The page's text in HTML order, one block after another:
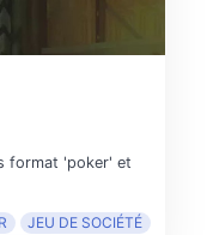
format 'poker' et
JEU DE SOCIÉTÉ